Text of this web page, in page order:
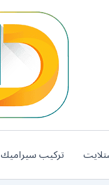
تركيب سيراميك